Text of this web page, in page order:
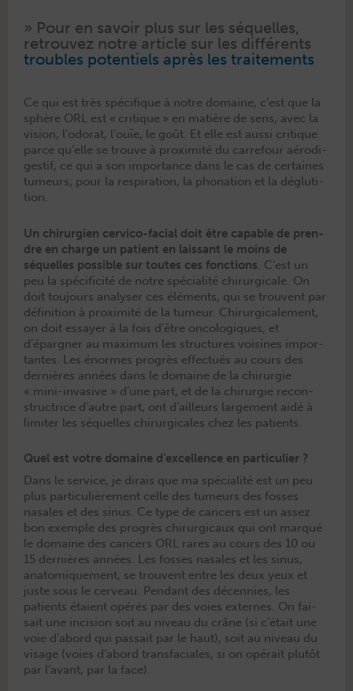
» Pour en savoir plus sur les séquelles,
retrou­vez notre arti­cle sur les dif­férents
trou­bles poten­tiels après les traitements
Ce qui est très spé­ci­fique à notre domaine, c’est que la
sphère ORL est « cri­tique » en matière de sens, avec la
vision, l’odorat, l’ouïe, le goût. Et elle est aus­si cri­tique
parce qu’elle se trou­ve à prox­im­ité du car­refour aérodi­
ges­tif, ce qui a son impor­tance dans le cas de cer­taines
tumeurs, pour la res­pi­ra­tion, la phona­tion et la dég­lu­ti­
tion.
Un chirurgien cer­vi­co-facial doit être capa­ble de pren­
dre en charge un patient en lais­sant le moins de
séquelles pos­si­ble sur toutes ces fonc­tions. C’est un
peu la spé­ci­ficité de notre spé­cial­ité chirur­gi­cale. On
doit tou­jours analyser ces élé­ments, qui se trou­vent par
déf­i­ni­tion à prox­im­ité de la tumeur. Chirur­gi­cale­ment,
on doit essay­er à la fois d’être oncologiques, et
d’épargner au max­i­mum les struc­tures voisines impor­
tantes. Les énormes pro­grès effec­tués au cours des
dernières années dans le domaine de la chirurgie
« mini-inva­sive » d’une part, et de la chirurgie recon­
struc­trice d’autre part, ont d’ailleurs large­ment aidé à
lim­iter les séquelles chirur­gi­cales chez les patients.
Quel est votre domaine d’excellence en particulier ?
Dans le ser­vice, je dirais que ma spé­cial­ité est un peu
plus par­ti­c­ulière­ment celle des tumeurs des fos­s­es
nasales et des sinus. Ce type de can­cers est un assez
bon exem­ple des pro­grès chirur­gi­caux qui ont mar­qué
le domaine des can­cers ORL rares au cours des 10 ou
15 dernières années. Les fos­s­es nasales et les sinus,
anatomique­ment, se trou­vent entre les deux yeux et
juste sous le cerveau. Pen­dant des décen­nies, les
patients étaient opérés par des voies externes. On fai­
sait une inci­sion soit au niveau du crâne (si c’était une
voie d’abord qui pas­sait par le haut), soit au niveau du
vis­age (voies d’abord trans­fa­ciales, si on opérait plutôt
par l’avant, par la face).